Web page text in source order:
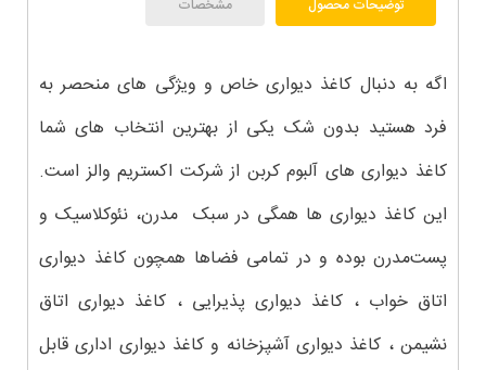
توضیحات محصول مشخصات
اگه به دنبال کاغذ دیواری خاص و ویژگی های منحصر به
فرد هستید بدون شک یکی از بهترین انتخاب های شما
کاغذ دیواری های آلبوم کربن از شرکت اکستریم والز است.
این کاغذ دیواری ها همگی در سبک مدرن، نئوکلاسیک و
پست‌مدرن بوده و در تمامی فضاها همچون کاغذ دیواری
اتاق خواب ، کاغذ دیواری پذیرایی ، کاغذ دیواری اتاق
نشیمن ، کاغذ دیواری آشپزخانه و کاغذ دیواری اداری قابل